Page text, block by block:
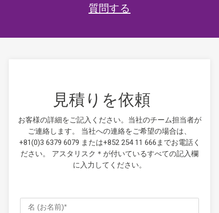
質問する
見積りを依頼
お客様の詳細をご記入ください。当社のチーム担当者が
ご連絡します。 当社への連絡をご希望の場合は、
+81(0)3 6379 6079 または+852 254 11 666までお電話く
ださい。 アスタリスク＊が付いているすべての記入欄
に入力してください。